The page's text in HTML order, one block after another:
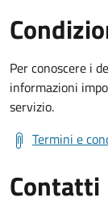
Per conoscere i
informazioni
servizio.
Termini e
Contatti